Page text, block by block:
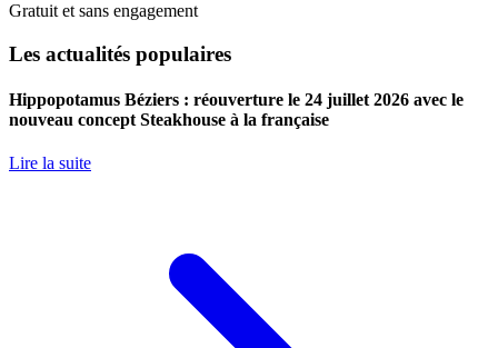
Gratuit et sans engagement
Les actualités populaires
Hippopotamus Béziers : réouverture le 24 juillet 2026 avec le
nouveau concept Steakhouse à la française
Lire la suite